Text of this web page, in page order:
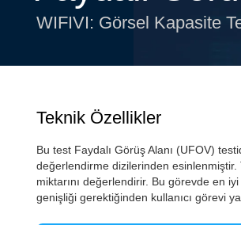
WIFIVI: Görsel Kapasite
Teknik Özellikler
Bu test Faydalı Görüş Alanı (UFOV)
değerlendirme dizilerinden esinlenmiştir.
miktarını değerlendirir. Bu görevde en
genişliği gerektiğinden kullanıcı görevi